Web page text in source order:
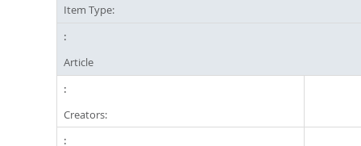
Item Type:
Article
Creators: